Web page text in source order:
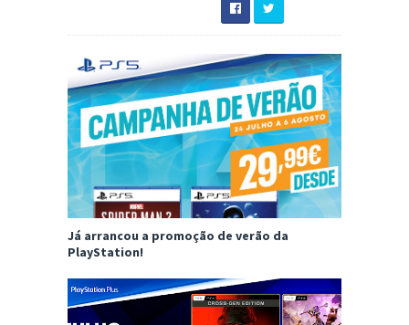
Já arrancou a promoção de verão da
PlayStation!